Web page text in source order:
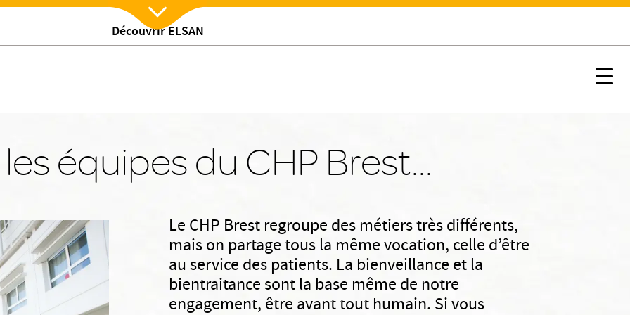
Découvrir ELSAN
Nx:Afficher menu
équipes du CHP Brest...
Le CHP Brest regroupe des métiers très différents,
mais on partage tous la même vocation, celle d’être
au service des patients. La bienveillance et la
bientraitance sont la base même de notre
engagement, être avant tout humain. Si vous
Des avantages sociaux